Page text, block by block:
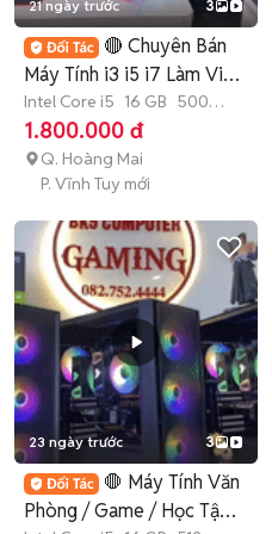
21 ngày trước 3
🔴 Chuyên Bán
Máy Tính i3 i5 i7 Làm Việc
/ Đồ Hoạ💯
Intel Core i5 16 GB 500
GB SSD
1.800.000 đ
Q. Hoàng Mai
P. Vĩnh Tuy mới
23 ngày trước 3
🛑 Máy Tính Văn
Phòng / Game / Học Tập